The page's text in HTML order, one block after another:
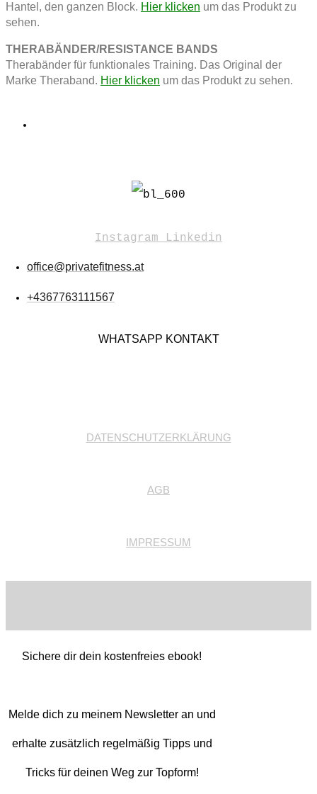
Hantel, den ganzen Block. Hier klicken um das Produkt zu
sehen.
THERABÄNDER/RESISTANCE BANDS
Therabänder für funktionales Training. Das Original der
Marke Theraband. Hier klicken um das Produkt zu sehen.
Instagram Linkedin
office@privatefitness.at
+4367763111567
WHATSAPP KONTAKT
DATENSCHUTZERKLÄRUNG
AGB
IMPRESSUM
Sichere dir dein kostenfreies ebook!
Melde dich zu meinem Newsletter an und
erhalte zusätzlich regelmäßig Tipps und
Tricks für deinen Weg zur Topform!